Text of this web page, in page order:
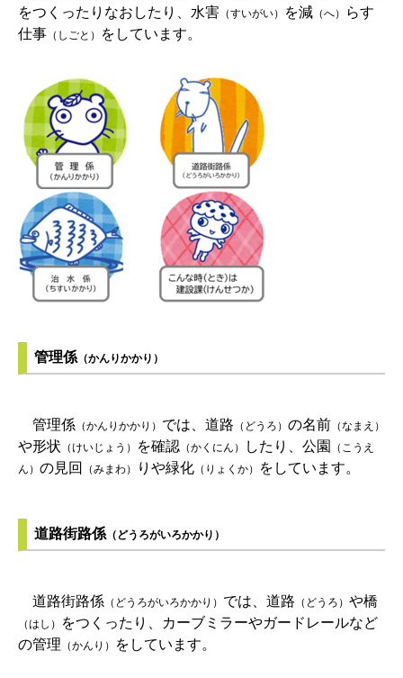
をつくったりなおしたり、水害 （すいがい） を減 （へ）
らす
仕事 （しごと） をしています。
管理係（かんりかかり）
管理係 （かんりかかり） では、道路 （どうろ） の名前 （なまえ）
や形状 （けいじょう） を確認 （かくにん） したり、公園 （こうえ
ん） の見回 （みまわ） りや緑化 （りょくか） をしています。
道路街路係（どうろがいろかかり）
道路街路係 （どうろがいろかかり） では、道路 （どうろ） や橋
（はし）
をつくったり、カーブミラーやガードレールなど
の管理 （かんり） をしています。